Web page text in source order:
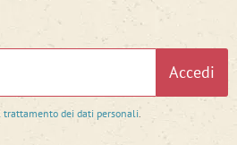
Accedi
trattamento dei dati personali